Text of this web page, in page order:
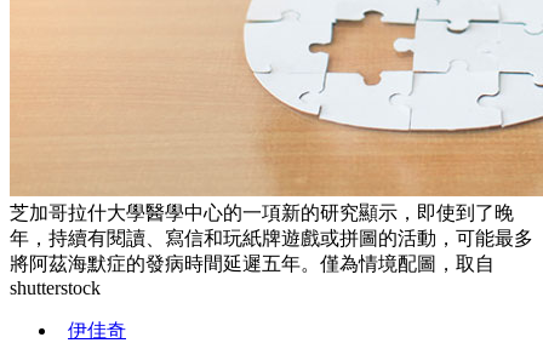
芝加哥拉什大學醫學中心的一項新的研究顯示，即使到了晚
年，持續有閱讀、寫信和玩紙牌遊戲或拼圖的活動，可能最多
將阿茲海默症的發病時間延遲五年。僅為情境配圖，取自
shutterstock
伊佳奇